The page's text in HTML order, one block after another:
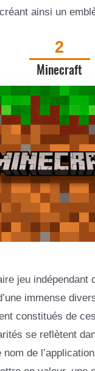
ainsi un
2
Minecraft
jeu
immense
constitués de
se reflètent
de